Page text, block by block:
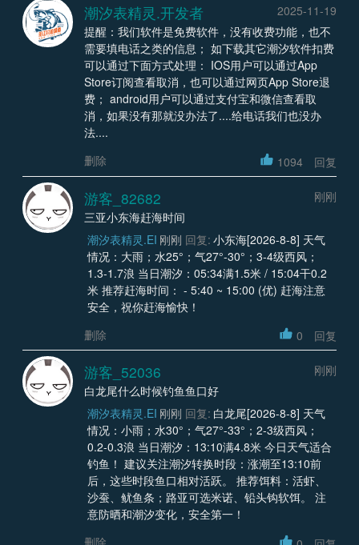
潮汐表精灵.开发者
2025-11-19
提醒：我们软件是免费软件，没有收费功能，也不
需要填电话之类的信息； 如下载其它潮汐软件扣费
可以通过下面方式处理： IOS用户可以通过App
Store订阅查看取消，也可以通过网页App Store退
费； android用户可以通过支付宝和微信查看取
消，如果没有那就没办法了....给电话我们也没办
法....
删除
1094 回复
游客_82682
刚刚
三亚小东海赶海时间
潮汐表精灵.EI 刚刚 回复: 小东海[2026-8-8] 天气
情况：大雨；水25°；气27°-30°；3-4级西风；
1.3-1.7浪 当日潮汐：05:34满1.5米 / 15:04干0.2
米 推荐赶海时间： - 5:40 ~ 15:00 (优) 赶海注意
安全，祝你赶海愉快！
删除
0 回复
游客_52036
刚刚
白龙尾什么时候钓鱼鱼口好
潮汐表精灵.EI 刚刚 回复: 白龙尾[2026-8-8] 天气
情况：小雨；水30°；气27°-33°；2-3级西风；
0.2-0.3浪 当日潮汐：13:10满4.8米 今日天气适合
钓鱼！ 建议关注潮汐转换时段：涨潮至13:10前
后，这些时段鱼口相对活跃。 推荐饵料：活虾、
沙蚕、鱿鱼条；路亚可选米诺、铅头钩软饵。 注
意防晒和潮汐变化，安全第一！